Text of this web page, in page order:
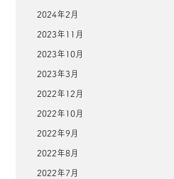
2024年2月
2023年11月
2023年10月
2023年3月
2022年12月
2022年10月
2022年9月
2022年8月
2022年7月